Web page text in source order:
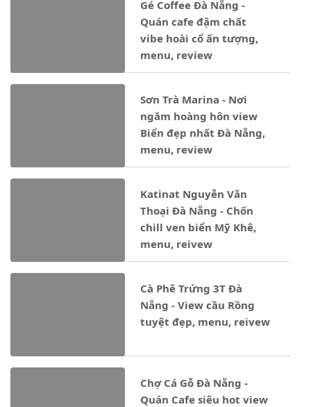
Gé Coffee Đà Nẵng -
Quán cafe đậm chất
vibe hoài cổ ấn tượng,
menu, review
Sơn Trà Marina - Nơi
ngắm hoàng hôn view
Biển đẹp nhất Đà Nẵng,
menu, review
Katinat Nguyễn Văn
Thoại Đà Nẵng - Chốn
chill ven biển Mỹ Khê,
menu, reivew
Cà Phê Trứng 3T Đà
Nẵng - View cầu Rồng
tuyệt đẹp, menu, reivew
Chợ Cá Gỗ Đà Nẵng -
Quán Cafe siêu hot view